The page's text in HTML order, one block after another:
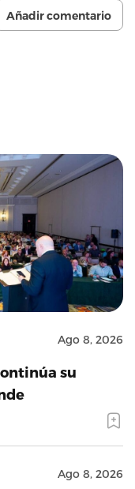
Añadir comentario
Ago 8, 2026
su
Ago 8, 2026